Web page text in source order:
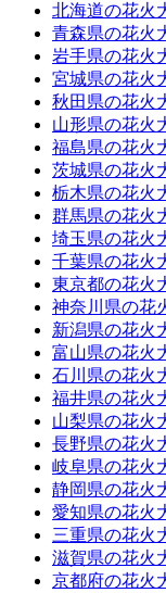
北海道の花火
青森県の花火
岩手県の花火
宮城県の花火
秋田県の花火
山形県の花火
福島県の花火
茨城県の花火
栃木県の花火
群馬県の花火
埼玉県の花火
千葉県の花火
東京都の花火
神奈川県の花
新潟県の花火
富山県の花火
石川県の花火
福井県の花火
山梨県の花火
長野県の花火
岐阜県の花火
静岡県の花火
愛知県の花火
三重県の花火
滋賀県の花火
京都府の花火